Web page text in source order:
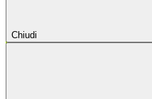
Chiudi